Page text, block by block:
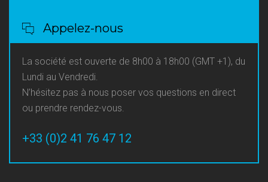
Appelez-nous
La société est ouverte de 8h00 à 18h00 (GMT +1), du
Lundi au Vendredi.
N’hésitez pas à nous poser vos questions en direct
ou prendre rendez-vous.
+33 (0)2 41 76 47 12